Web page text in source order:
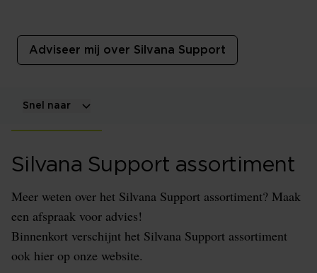
Adviseer mij over Silvana Support
Snel naar
Silvana Support assortiment
Meer weten over het Silvana Support assortiment? Maak
een afspraak voor advies!
Binnenkort verschijnt het Silvana Support assortiment
ook hier op onze website.